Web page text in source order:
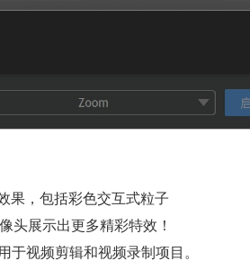
果，包括彩色交互式粒子
头展示出更多精彩特效！
于视频剪辑和视频录制项目。